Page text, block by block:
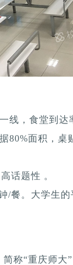
线，食堂到达
80%面积，桌
话题性 。
/餐。大学生
称“重庆师大